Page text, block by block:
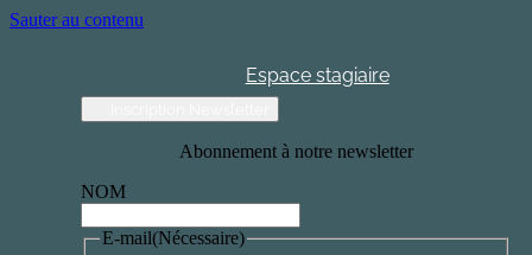
Sauter au contenu
Espace stagiaire
Abonnement à notre newsletter
NOM
E-mail(Nécessaire)